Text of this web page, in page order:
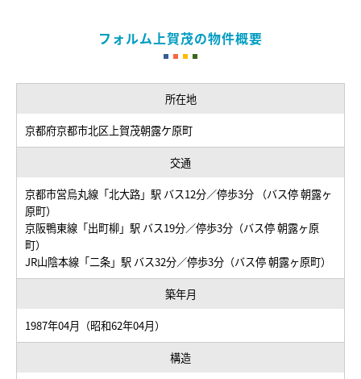
フォルム上賀茂の物件概要
所在地
京都府京都市北区上賀茂朝露ケ原町
交通
京都市営烏丸線「北大路」駅 バス12分／停歩3分 （バス停 朝露ヶ
原町）
京阪鴨東線「出町柳」駅 バス19分／停歩3分（バス停 朝露ヶ原
町）
JR山陰本線「二条」駅 バス32分／停歩3分（バス停 朝露ヶ原町）
築年月
1987年04月（昭和62年04月）
構造